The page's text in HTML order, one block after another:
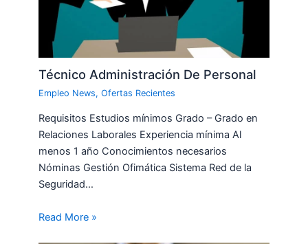
Técnico Administración De Personal
Empleo News,Ofertas Recientes
Requisitos Estudios mínimos Grado – Grado en
Relaciones Laborales Experiencia mínima Al
menos 1 año Conocimientos necesarios
Nóminas Gestión Ofimática Sistema Red de la
Seguridad…
Read More »